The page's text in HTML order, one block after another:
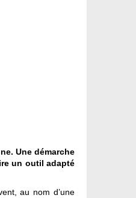
Une démarche
un outil adapté
au nom d’une